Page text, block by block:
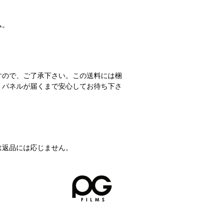
で、ご了承下さい。この送料には梱
ネルが届くまで安心してお待ち下さ
品には応じません。